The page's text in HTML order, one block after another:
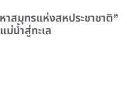
สมุทรแห่งสหประชาชาติ”
น้ำสู่ทะเล